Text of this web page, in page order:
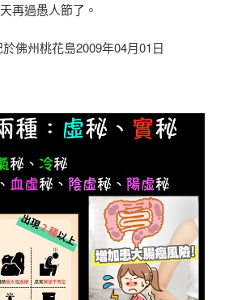
再過愚人節了。
佛州桃花島2009年04月01日